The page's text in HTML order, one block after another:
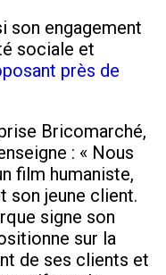
son engagement
sociale et
près de
Bricomarché,
: « Nous
film humaniste,
son jeune client.
signe son
sur la
de ses clients et